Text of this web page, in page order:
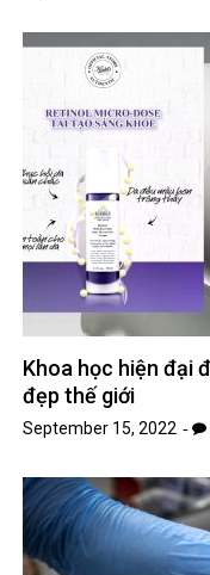
Khoa học hiện đại
đẹp thế giới
September 15, 2022